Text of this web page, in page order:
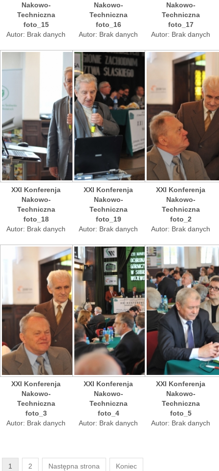
Nakowo-
Techniczna
foto_15
Autor: Brak danych
Nakowo-
Techniczna
foto_16
Autor: Brak danych
Nakowo-
Techniczna
foto_17
Autor: Brak danych
XXI Konferenja
Nakowo-
Techniczna
foto_18
Autor: Brak danych
XXI Konferenja
Nakowo-
Techniczna
foto_19
Autor: Brak danych
XXI Konferenja
Nakowo-
Techniczna
foto_2
Autor: Brak danych
XXI Konferenja
Nakowo-
Techniczna
foto_3
Autor: Brak danych
XXI Konferenja
Nakowo-
Techniczna
foto_4
Autor: Brak danych
XXI Konferenja
Nakowo-
Techniczna
foto_5
Autor: Brak danych
1 2 Następna strona Koniec